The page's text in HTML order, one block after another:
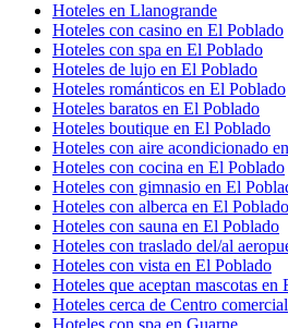
Hoteles en Llanogrande
Hoteles con casino en El Poblado
Hoteles con spa en El Poblado
Hoteles de lujo en El Poblado
Hoteles románticos en El Poblado
Hoteles baratos en El Poblado
Hoteles boutique en El Poblado
Hoteles con aire acondicionado
Hoteles con cocina en El Poblado
Hoteles con gimnasio en El
Hoteles con alberca en El Poblado
Hoteles con sauna en El Poblado
Hoteles con traslado del/al
Hoteles con vista en El Poblado
Hoteles que aceptan mascotas en
Hoteles cerca de Centro